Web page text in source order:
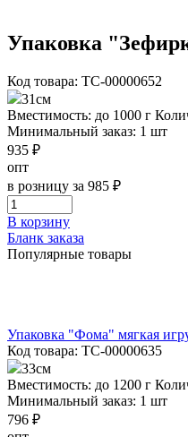
Упаковка
Код товара: ТС-00000652
31см
Вместимость: до 1000 г
Минимальный заказ: 1 шт
935 ₽
опт
в розницу за 985 ₽
В корзину
Бланк заказа
Популярные товары
Упаковка "Фома" мягкая
Код товара: ТС-00000635
33см
Вместимость: до 1200 г
Минимальный заказ: 1 шт
796 ₽